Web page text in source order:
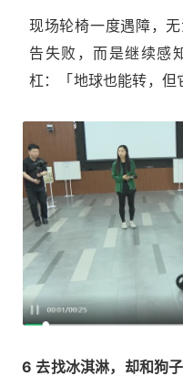
现场轮椅一度遇障，
告失败，而是继续感
杠：「地球也能转，但
6 去找冰淇淋，却和狗